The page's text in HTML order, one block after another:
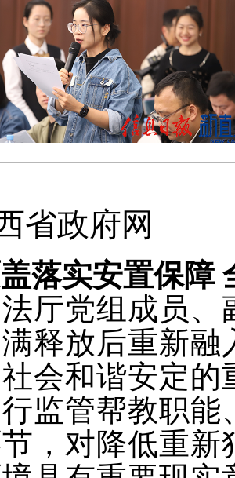
省政府网
落实安置保障
厅党组成员、
释放后重新融
会和谐安定的
监管帮教职
，对降低重新